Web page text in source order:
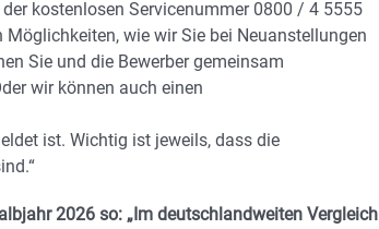
kostenlosen Servicenummer 0800 / 4 5555
wie wir Sie bei Neuanstellungen
Sie und die Bewerber gemeinsam
wir können auch einen
ist. Wichtig ist jeweils, dass die
2026 so: „Im deutschlandweiten Vergleich